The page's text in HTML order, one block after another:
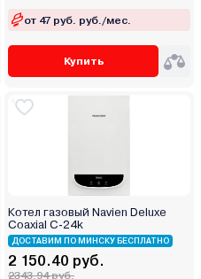
от 47 руб. руб./мес.
Купить
Котел газовый Navien Deluxe
Coaxial C-24k
ДОСТАВИМ ПО МИНСКУ БЕСПЛАТНО
2 150.40 руб.
2343.94 руб.